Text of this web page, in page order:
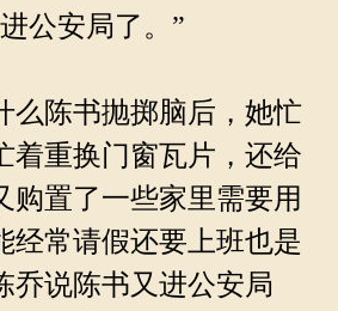
公安局了。”
陈书抛掷脑后，她忙
着重换门窗瓦片，还给
购置了一些家里需要用
经常请假还要上班也是
乔说陈书又进公安局